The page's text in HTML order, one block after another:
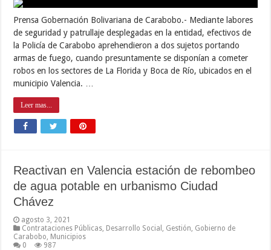
Prensa Gobernación Bolivariana de Carabobo.- Mediante labores
de seguridad y patrullaje desplegadas en la entidad, efectivos de
la Policía de Carabobo aprehendieron a dos sujetos portando
armas de fuego, cuando presuntamente se disponían a cometer
robos en los sectores de La Florida y Boca de Río, ubicados en el
municipio Valencia. …
Leer mas...
Reactivan en Valencia estación de rebombeo
de agua potable en urbanismo Ciudad
Chávez
agosto 3, 2021
Contrataciones Públicas Desarrollo Social Gestión Gobierno de
Carabobo Municipios
0
987